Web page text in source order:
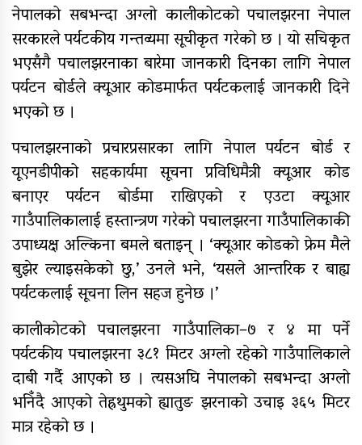
राष्ट्रपति रनिङ शिल्डको जिल्ला स्तरीय
प्रतियोगिता सुरु
गर्भवतीको हेलिकप्टरबाट उद्धार
आर्थिक गणनाकाे लागि खटिए गणक
आजदेखि देशभर आर्थिक गणना सुरु हुँदै
एम्बुलेन्स दुर्घटना : दुईको मृत्यु,दुई
घाइते
सामुदायिक विद्यालयलाई
फुटबल हस्तान्तरण
नेपालको सबभन्दा अग्लो कालीकोटको पचालझरना नेपाल
सरकारले पर्यटकीय गन्तव्यमा सूचीकृत गरेको छ । यो सचिकृत
भएसँगै पचालझरनाका बारेमा जानकारी दिनका लागि नेपाल
पर्यटन बोर्डले क्यूआर कोडमार्फत पर्यटकलाई जानकारी दिने
भएको छ ।
पचालझरनाको प्रचारप्रसारका लागि नेपाल पर्यटन बोर्ड र
यूएनडीपीको सहकार्यमा सूचना प्रविधिमैत्री क्यूआर कोड
बनाएर पर्यटन बोर्डमा राखिएको र एउटा क्यूआर
गाउँपालिकालाई हस्तान्त्रण गरेको पचालझरना गाउँपालिकाकी
उपाध्यक्ष अल्किना बमले बताइन् । ‘क्यूआर कोडको फ्रेम मैले
बुझेर ल्याइसकेको छु,’ उनले भने, ‘यसले आन्तरिक र बाह्य
पर्यटकलाई सूचना लिन सहज हुनेछ ।’
कालीकोटको पचालझरना गाउँपालिका–७ र ४ मा पर्ने
पर्यटकीय पचालझरना ३८१ मिटर अग्लो रहेको गाउँपालिकाले
दाबी गर्दै आएको छ । त्यसअघि नेपालको सबभन्दा अग्लो
भनिँदै आएको तेह्रथुमको ह्यातुङ झरनाको उचाइ ३६५ मिटर
मात्र रहेको छ ।